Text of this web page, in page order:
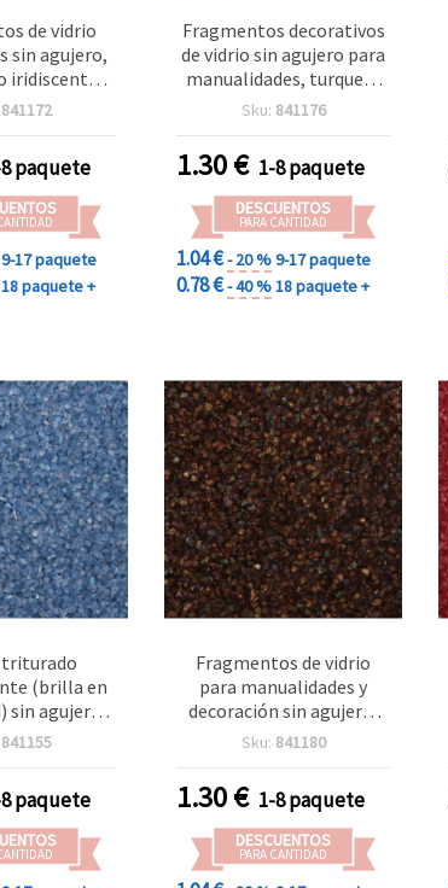
de vidrio
sin agujero,
iridiscente,
50 g
841172
paquete
9-17 paquete
18 paquete +
Fragmentos decorativos
de vidrio sin agujero para
manualidades, turquesa
iridiscente, 1,5–2 mm, 50
Sku: 841176
1.30€ 1-8 paquete
DESCUENTOS
PARA CANTIDAD
1.04 €- 20 %9-17 paquete
0.78 €- 40 %18 paquete +
(brilla en
sin agujeros,
azul-
decorativa
epoxi/arte
art, relleno
y jarrones,
DIY
841155
paquete
Fragmentos de vidrio
para manualidades y
decoración sin agujero,
color marrón irisado, 1,5–
Sku: 841180
1.30€ 1-8 paquete
DESCUENTOS
PARA CANTIDAD